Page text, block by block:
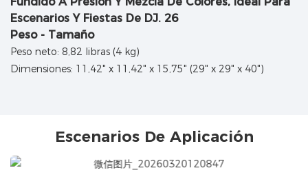
Peso - Tamaño
Peso neto: 8,82 libras (4 kg)
Dimensiones: 11,42" x 11,42" x 15,75" (29" x 29" x 40")
Escenarios De Aplicación